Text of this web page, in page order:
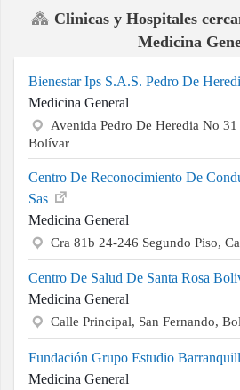
Clinicas y Hospitales
Medicina
Bienestar Ips S.A.S. Pedro De
Medicina General
Avenida Pedro De Heredia No
Bolívar
Centro De Reconocimiento De
Sas
Medicina General
Cra 81b 24-246 Segundo Piso,
Centro De Salud De Santa Rosa
Medicina General
Calle Principal, San Fernando,
Fundación Grupo Estudio
Medicina General